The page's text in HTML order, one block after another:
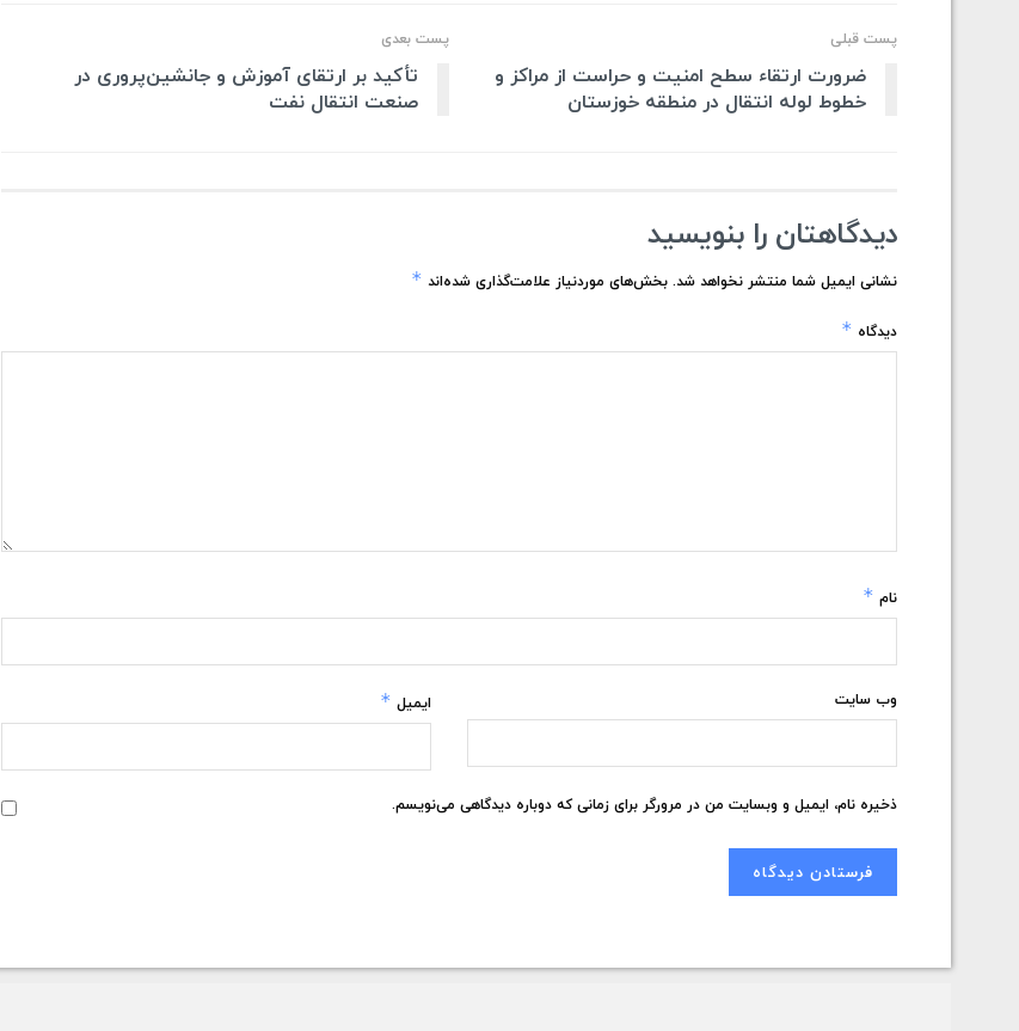
پست قبلی
ضرورت ارتقاء سطح امنیت و حراست از مراکز و
خطوط لوله انتقال در منطقه خوزستان
پست بعدی
تأکید بر ارتقای آموزش و جانشین‌پروری در
صنعت انتقال نفت
دیدگاهتان را بنویسید
نشانی ایمیل شما منتشر نخواهد شد. بخش‌های موردنیاز علامت‌گذاری شده‌اند *
دیدگاه *
نام *
ایمیل * وب‌ سایت
ذخیره نام، ایمیل و وبسایت من در مرورگر برای زمانی که دوباره دیدگاهی می‌نویسم.